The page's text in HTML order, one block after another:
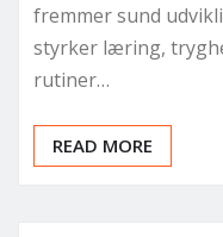
fremmer sund
styrker læring,
rutiner…
READ MORE